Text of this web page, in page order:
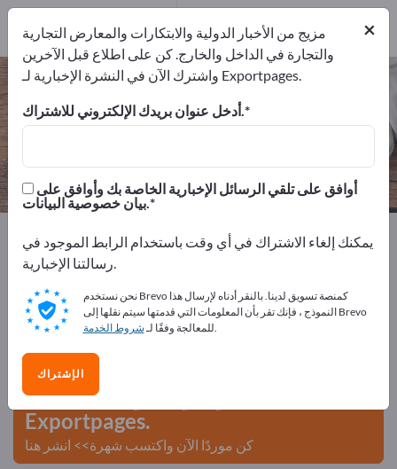
أصيص نبات – اعثر على الشركات
المصنعة والموردين
1
1
Exportpages مستلزمات وأدوات المنزل
حديقة وتراسات
أصيص نبات
أعلن مجانًا على Exportpages!
الاحتياجات – العروض – السلع المستعملة – جهات الاتصال
التجارية >> ابدأ من هنا
انشر شركتك ومنتجاتك على
Exportpages.
كن موردًا الآن واكتسب شهرة>> انشر هنا
×
مزيج من الأخبار الدولية والابتكارات والمعارض التجارية
والتجارة في الداخل والخارج. كن على اطلاع قبل الآخرين
واشترك الآن في النشرة الإخبارية لـ Exportpages.
أدخل عنوان بريدك الإلكتروني للاشتراك.
بيان خصوصية البيانات.
يمكنك إلغاء الاشتراك في أي وقت باستخدام الرابط الموجود في
رسالتنا الإخبارية.
نحن نستخدم Brevo كمنصة تسويق لدينا. بالنقر أدناه لإرسال هذا
النموذج ، فإنك تقر بأن المعلومات التي قدمتها سيتم نقلها إلى Brevo
للمعالجة وفقًا لـشروط الخدمة .
الإشتراك